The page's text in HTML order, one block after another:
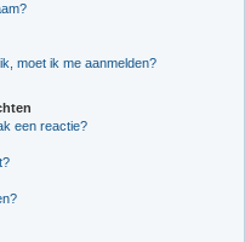
moet ik me aanmelden?
een reactie?